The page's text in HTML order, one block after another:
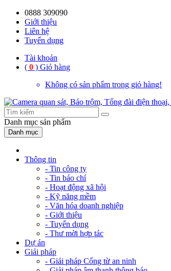
0888 309090
Giới thiệu
Liên hệ
Tuyển dụng
Tài khoản
( 0 ) Giỏ hàng
Không có sản phẩm trong giỏ hàng!
Danh mục sản phẩm
Danh mục
Thông tin
- Tin công ty
- Tin báo chí
- Hoạt động xã hội
- Kỹ năng mềm
- Văn hóa doanh nghiệp
- Giới thiệu
- Tuyển dụng
- Thư mời hợp tác
Dự án
Giải pháp
- Giải pháp Cổng từ an ninh